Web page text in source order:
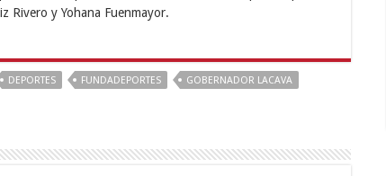
Rivero y Yohana Fuenmayor.
DEPORTES FUNDADEPORTES
GOBERNADOR LACAVA